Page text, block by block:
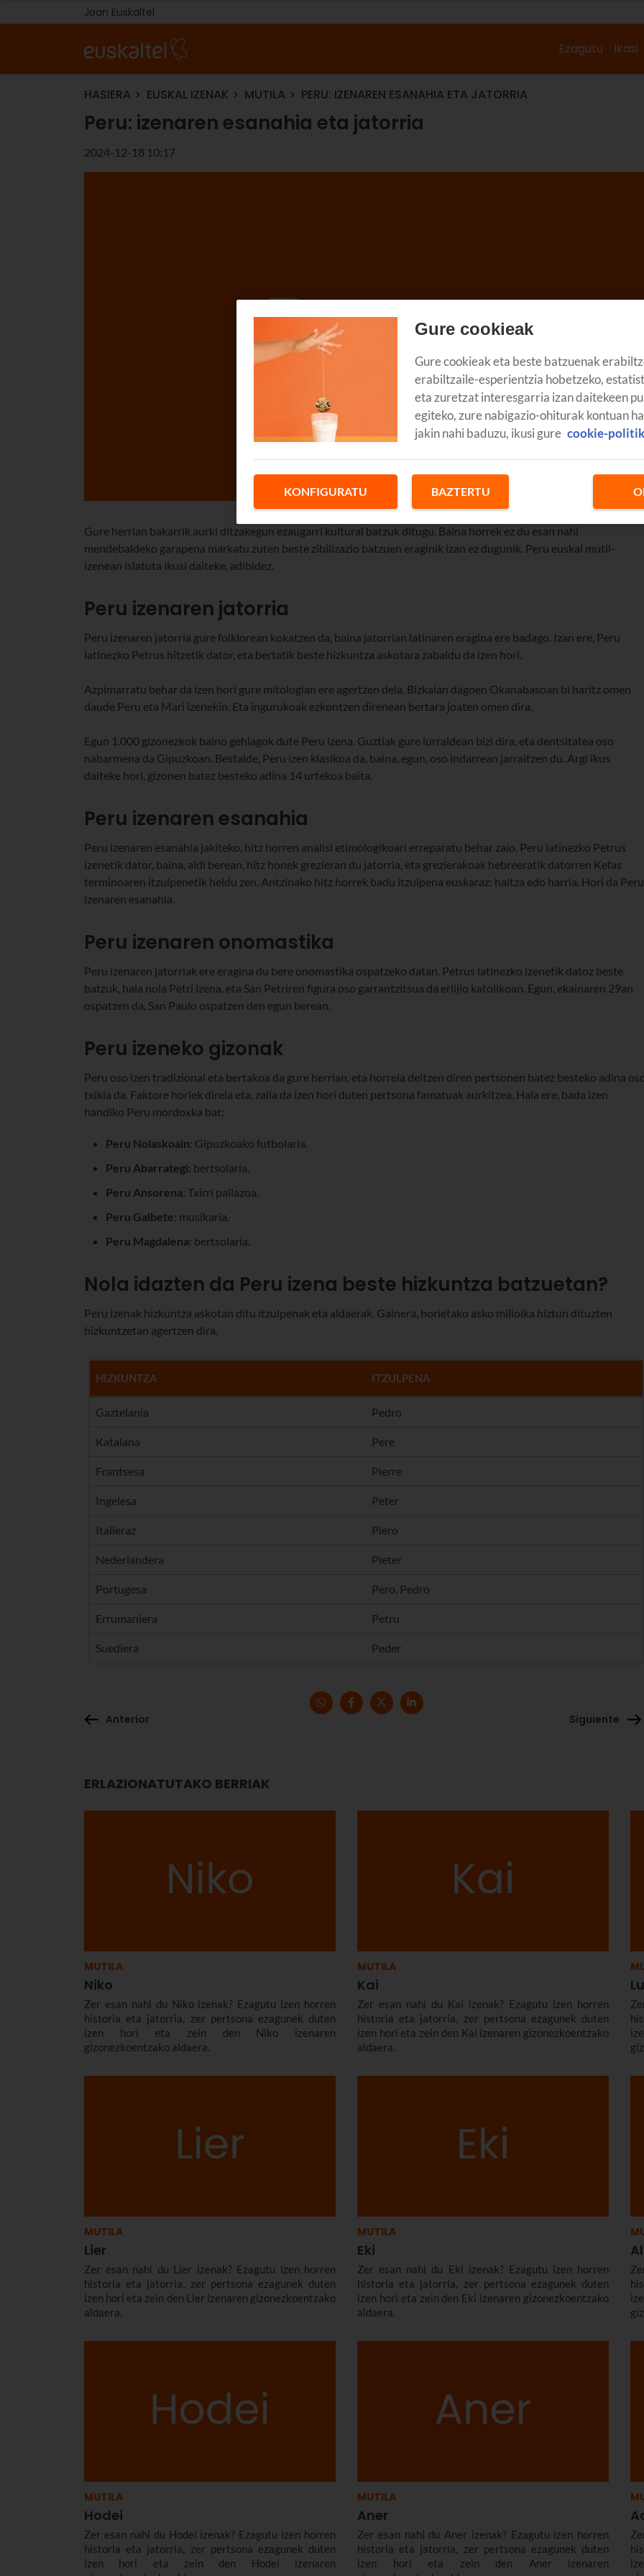
Joan Euskaltel
Ezagutu Ikasi
HASIERA EUSKAL IZENAK MUTILA PERU: IZENAREN ESANAHIA ETA JATORRIA
Peru: izenaren esanahia eta jatorria
2024-12-18 10:17
Gure herrian bakarrik aurki ditzakegun ezaugarri kultural batzuk ditugu. Baina horrek ez du esan nahi
mendebaldeko garapena markatu zuten beste zibilizazio batzuen eraginik izan ez dugunik. Peru euskal mutil-
izenean islatuta ikusi daiteke, adibidez.
Peru izenaren jatorria
Peru izenaren jatorria gure folklorean kokatzen da, baina jatorrian latinaren eragina ere badago. Izan ere, Peru
latinezko Petrus hitzetik dator, eta bertatik beste hizkuntza askotara zabaldu da izen hori.
Azpimarratu behar da izen hori gure mitologian ere agertzen dela. Bizkaian dagoen Okanabasoan bi haritz omen
daude Peru eta Mari izenekin. Eta ingurukoak ezkontzen direnean bertara joaten omen dira.
Egun 1.000 gizonezkok baino gehiagok dute Peru izena. Guztiak gure lurraldean bizi dira, eta dentsitatea oso
nabarmena da Gipuzkoan. Bestalde, Peru izen klasikoa da, baina, egun, oso indarrean jarraitzen du. Argi ikus
daiteke hori, gizonen batez besteko adina 14 urtekoa baita.
Peru izenaren esanahia
Peru izenaren esanahia jakiteko, hitz horren analisi etimologikoari erreparatu behar zaio. Peru latinezko Petrus
izenetik dator, baina, aldi berean, hitz honek grezieran du jatorria, eta grezierakoak hebreeratik datorren Kefas
terminoaren itzulpenetik heldu zen. Antzinako hitz horrek badu itzulpena euskaraz: haitza edo harria. Hori da Peru
izenaren esanahia.
Peru izenaren onomastika
Peru izenaren jatorriak ere eragina du bere onomastika ospatzeko datan. Petrus latinezko izenetik datoz beste
batzuk, hala nola Petri izena, eta San Petriren figura oso garrantzitsua da erlijio katolikoan. Egun, ekainaren 29an
ospatzen da, San Paulo ospatzen den egun berean.
Peru izeneko gizonak
Peru oso izen tradizional eta bertakoa da gure herrian, eta horrela deitzen diren pertsonen batez besteko adina
txikia da. Faktore horiek direla eta, zaila da izen hori duten pertsona famatuak aurkitzea. Hala ere, bada izen
handiko Peru mordoxka bat:
Peru Nolaskoain: Gipuzkoako futbolaria.
Peru Abarrategi: bertsolaria.
Peru Ansorena: Txirri pailazoa.
Peru Galbete: musikaria.
Peru Magdalena: bertsolaria.
Nola idazten da Peru izena beste hizkuntza batzuetan?
Peru izenak hizkuntza askotan ditu itzulpenak eta aldaerak. Gainera, horietako asko milioika hiztun dituzten
hizkuntzetan agertzen dira.
HIZKUNTZA ITZULPENA
Gaztelania Pedro
Katalana Pere
Frantsesa Pierre
Ingelesa Peter
Italieraz Piero
Nederlandera Pieter
Portugesa Pero, Pedro
Errumaniera Petru
Suediera Peder
Anterior Siguiente
ERLAZIONATUTAKO BERRIAK
MUTILA
Niko
Zer esan nahi du Niko izenak? Ezagutu izen horren
historia eta jatorria, zer pertsona ezagunek duten
izen hori eta zein den Niko izenaren
gizonezkoentzako aldaera.
MUTILA
Kai
Zer esan nahi du Kai izenak? Ezagutu izen horren
historia eta jatorria, zer pertsona ezagunek duten
izen hori eta zein den Kai izenaren gizonezkoentzako
aldaera.
MUTILA
Lier
Zer esan nahi du Lier izenak? Ezagutu izen horren
historia eta jatorria, zer pertsona ezagunek duten
izen hori eta zein den Lier izenaren gizonezkoentzako
aldaera.
MUTILA
Eki
Zer esan nahi du Eki izenak? Ezagutu izen horren
historia eta jatorria, zer pertsona ezagunek duten
izen hori eta zein den Eki izenaren gizonezkoentzako
aldaera.
MUTILA
Hodei
Zer esan nahi du Hodei izenak? Ezagutu izen horren
historia eta jatorria, zer pertsona ezagunek duten
izen hori eta zein den Hodei izenaren
MUTILA
Aner
Zer esan nahi du Aner izenak? Ezagutu izen horren
historia eta jatorria, zer pertsona ezagunek duten
izen hori eta zein den Aner izenaren
Gure cookieak
Gure cookieak eta beste batzuenak
erabiltzaile-esperientzia hobetzeko,
eta zuretzat interesgarria izan daitekeen
egiteko, zure nabigazio-ohiturak kontuan
jakin nahi baduzu, ikusi gure cookie-
KONFIGURATU BAZTERTU